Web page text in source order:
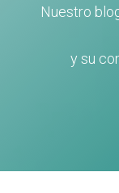
Nuestro
y su